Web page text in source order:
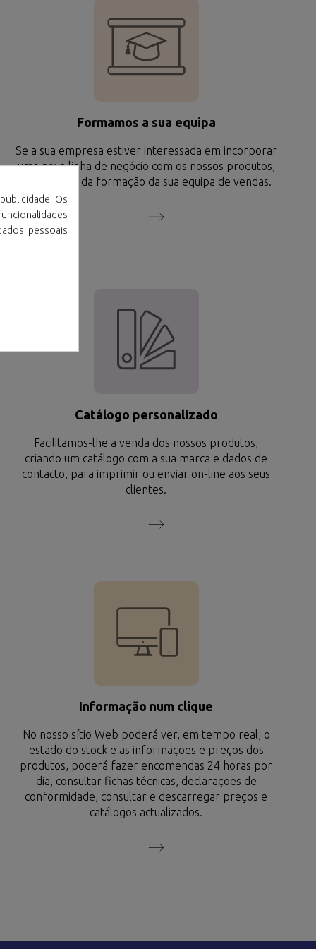
Formamos a sua equipa
Se a sua empresa estiver interessada em incorporar
uma nova linha de negócio com os nossos produtos,
trataremos da formação da sua equipa de vendas.
Catálogo personalizado
Facilitamos-lhe a venda dos nossos produtos,
criando um catálogo com a sua marca e dados de
contacto, para imprimir ou enviar on-line aos seus
clientes.
Informação num clique
No nosso sítio Web poderá ver, em tempo real, o
estado do stock e as informações e preços dos
produtos, poderá fazer encomendas 24 horas por
dia, consultar fichas técnicas, declarações de
conformidade, consultar e descarregar preços e
catálogos actualizados.
Os
pessoais